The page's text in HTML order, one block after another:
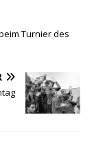
Turnier des